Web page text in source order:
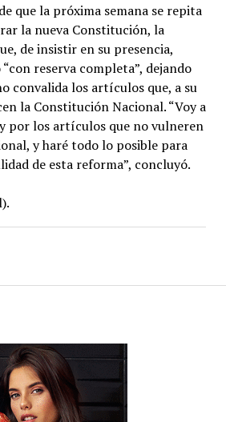
que la próxima semana se repita
la nueva Constitución, la
de insistir en su presencia,
reserva completa”, dejando
convalida los artículos que, a su
la Constitución Nacional. “Voy a
por los artículos que no vulneren
y haré todo lo posible para
de esta reforma”, concluyó.